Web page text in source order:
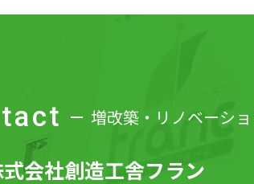
増改築・リノベーシ
会社創造工舎フラン